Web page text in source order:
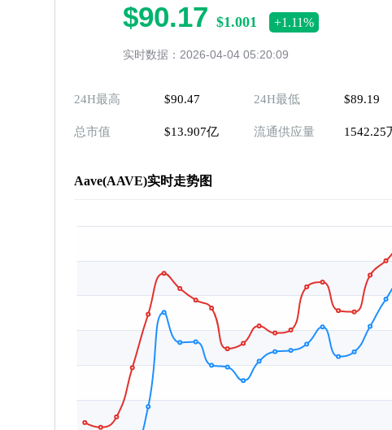
$90.17$1.001 +1.11%
实时数据：2026-04-04 05:20:09
24H最高 $90.47 24H最低 $89.19
总市值 $13.907亿 流通供应量 1542.25
Aave(AAVE)实时走势图